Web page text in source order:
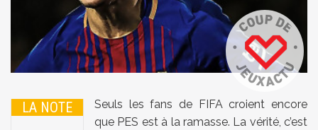
LA NOTE
Seuls les fans de FIFA croient encore
que PES est à la ramasse. La vérité, c’est